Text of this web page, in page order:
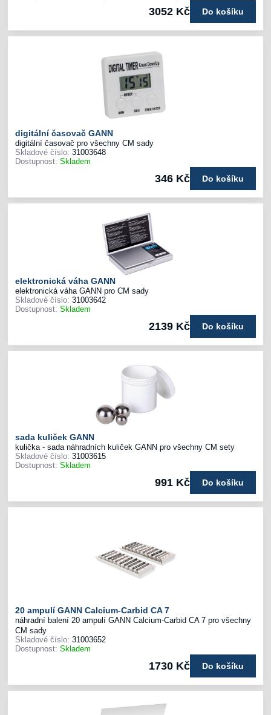
3052 Kč Do košíku
digitální časovač GANN
digitální časovač pro všechny CM sady
Skladové číslo: 31003648
Dostupnost: Skladem
346 Kč Do košíku
elektronická váha GANN
elektronická váha GANN pro CM sady
Skladové číslo: 31003642
Dostupnost: Skladem
2139 Kč Do košíku
sada kuliček GANN
kulička - sada náhradních kuliček GANN pro všechny CM sety
Skladové číslo: 31003615
Dostupnost: Skladem
991 Kč Do košíku
20 ampulí GANN Calcium-Carbid CA 7
náhradní balení 20 ampulí GANN Calcium-Carbid CA 7 pro všechny
CM sady
Skladové číslo: 31003652
Dostupnost: Skladem
1730 Kč Do košíku